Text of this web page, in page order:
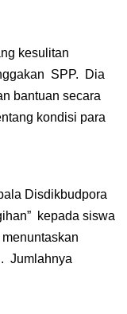
kesulitan
SPP. Dia
bantuan secara
kondisi para
Disdikbudpora
kepada siswa
Jumlahnya